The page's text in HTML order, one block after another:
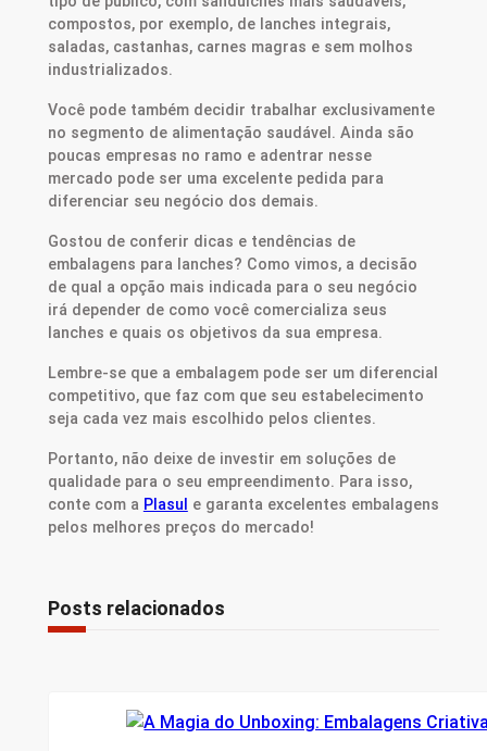
compostos, por exemplo, de lanches integrais,
saladas, castanhas, carnes magras e sem molhos
industrializados.
Você pode também decidir trabalhar exclusivamente
no segmento de alimentação saudável. Ainda são
poucas empresas no ramo e adentrar nesse
mercado pode ser uma excelente pedida para
diferenciar seu negócio dos demais.
Gostou de conferir dicas e tendências de
embalagens para lanches? Como vimos, a decisão
de qual a opção mais indicada para o seu negócio
irá depender de como você comercializa seus
lanches e quais os objetivos da sua empresa.
Lembre-se que a embalagem pode ser um diferencial
competitivo, que faz com que seu estabelecimento
seja cada vez mais escolhido pelos clientes.
Portanto, não deixe de investir em soluções de
qualidade para o seu empreendimento. Para isso,
conte com a Plasul
e garanta excelentes embalagens
pelos melhores preços do mercado!
Posts relacionados